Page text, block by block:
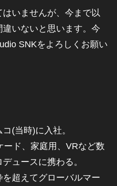
いませんが、今まで以
いないと思います。今
SNKをよろしくお願い
(当時)に入社。
ード、家庭用、VRなど数
ュースに携わる。
超えてグローバルマー